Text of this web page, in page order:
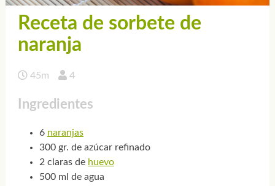
Receta de sorbete de
naranja
45m 4
Ingredientes
6 naranjas
300 gr. de azúcar refinado
2 claras de huevo
500 ml de agua